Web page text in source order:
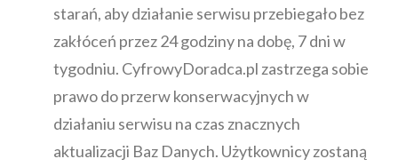
starań, aby działanie serwisu przebiegało bez
zakłóceń przez 24 godziny na dobę, 7 dni w
tygodniu. CyfrowyDoradca.pl zastrzega sobie
prawo do przerw konserwacyjnych w
działaniu serwisu na czas znacznych
aktualizacji Baz Danych. Użytkownicy zostaną